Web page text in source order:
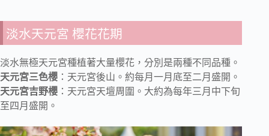
淡水天元宮 櫻花花期
淡水無極天元宮種植著大量櫻花，分別是兩種不同品種。
天元宮三色櫻 ：天元宮後山。約每月一月底至二月盛開。
天元宮吉野櫻 ：天元宮天壇周圍。大約為每年三月中下旬
至四月盛開。